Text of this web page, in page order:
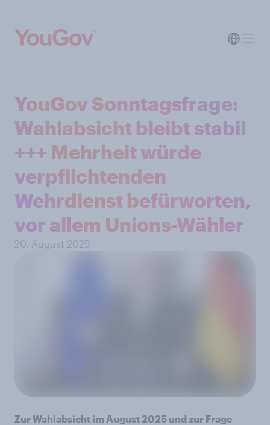
YouGov Sonntagsfrage:
Wahlabsicht bleibt stabil
+++ Mehrheit würde
verpflichtenden
Wehrdienst befürworten,
vor allem Unions-Wähler
20. August 2025
Zur Wahlabsicht im August 2025 und zur Frage